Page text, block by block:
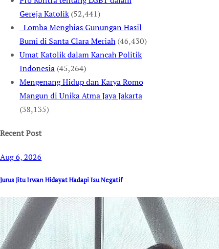
Gereja Katolik (52,441)
Lomba Menghias Gunungan Hasil
Bumi di Santa Clara Meriah (46,430)
Umat Katolik dalam Kancah Politik
Indonesia (45,264)
Mengenang Hidup dan Karya Romo
Mangun di Unika Atma Jaya Jakarta
(38,135)
Recent Post
Aug 6, 2026
Jurus Jitu Irwan Hidayat Hadapi Isu Negatif